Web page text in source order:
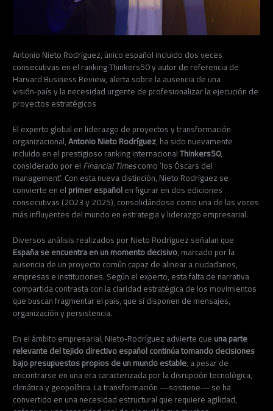
Antonio Nieto Rodríguez, único español incluido dos veces
consecutivas en el ranking Thinkers50 y autor de referencia de
Harvard Business Review, alerta sobre la ausencia de una
visión‑país y la necesidad urgente de profesionalizar la ejecución de
proyectos estratégicos
El experto global en liderazgo de proyectos y transformación
organizacional,Antonio Nieto Rodríguez, ha sido nuevamente
incluido en el prestigioso ranking internacionalThinkers50,
considerado por elFinancial Timescomo ‘los Óscars del
management’. Con esta nueva distinción, Nieto Rodríguez se
convierte en elprimer españolen figurar en dos ediciones
consecutivas (2023 y 2025), consolidándose como una de las voces
más influyentes del mundo en estrategia y liderazgo empresarial.
Diversos análisis realizados por Nieto Rodríguez señalan que
España se encuentra en un momento decisivo, marcado por la
ausencia de un proyecto común capaz de alinear a ciudadanos,
empresas e instituciones. Según el experto, esta falta de narrativa
compartida contrasta con la claridad estratégica de los movimientos
que buscan fragmentar el país, que sí disponen de mensajes,
organización y persistencia.
En el ámbito empresarial, Nieto‑Rodríguez advierte queuna parte
relevante del tejido directivo español continúa tomando decisiones
bajo presupuestos propios de un mundo estable, a pesar de
encontrarse en una era caracterizada por la disrupción tecnológica,
climática y geopolítica. La transformación —sostiene— se ha
convertido en una necesidad estructural que requiere agilidad,